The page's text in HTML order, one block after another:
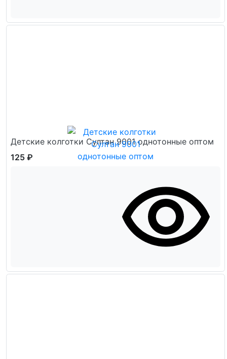
Детские колготки Султан 9001 однотонные оптом
125 ₽